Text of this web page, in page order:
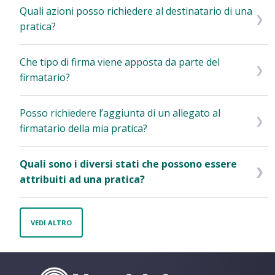
Quali azioni posso richiedere al destinatario di una
pratica?
Che tipo di firma viene apposta da parte del
firmatario?
Posso richiedere l’aggiunta di un allegato al
firmatario della mia pratica?
Quali sono i diversi stati che possono essere
attribuiti ad una pratica?
VEDI ALTRO